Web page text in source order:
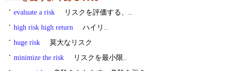
・ evaluate a risk
リスクを評価する、..
・ high risk high return
ハイリ..
・ huge risk
莫大なリスク
・ minimize the risk
リスクを最小限..